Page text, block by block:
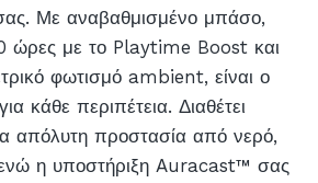
Με αναβαθμισμένο μπάσο,
ώρες με το Playtime Boost και
φωτισμό ambient, είναι ο
κάθε περιπέτεια. Διαθέτει
απόλυτη προστασία από νερό,
η υποστήριξη Auracast™ σας